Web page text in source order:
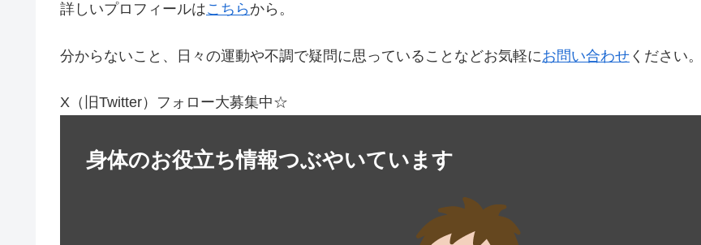
詳しいプロフィールはこちら から。
分からないこと、日々の運動や不調で疑問に思っていることなどお気軽にお問い合わせ ください。
X（旧Twitter）フォロー大募集中☆
身体のお役立ち情報つぶやいています